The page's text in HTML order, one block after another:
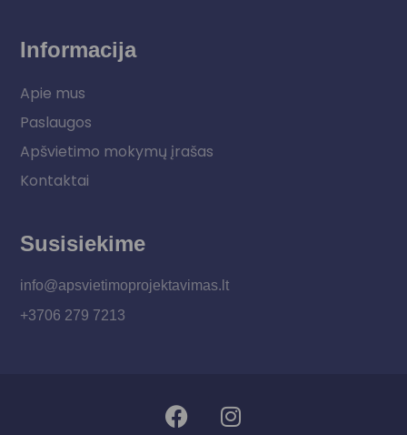
Informacija
Apie mus
Paslaugos
Apšvietimo mokymų įrašas
Kontaktai
Susisiekime
info@apsvietimoprojektavimas.lt
+3706 279 7213